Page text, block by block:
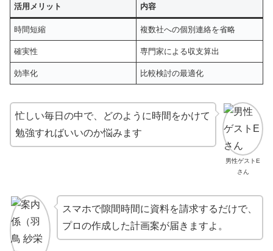
活用メリット 内容
時間短縮 複数社への個別連絡を省略
確実性 専門家による収支算出
効率化 比較検討の最適化
男性ゲストE
さん
忙しい毎日の中で、どのように時間をかけて
勉強すればいいのか悩みます
スマホで隙間時間に資料を請求するだけで、
プロの作成した計画案が届きますよ。